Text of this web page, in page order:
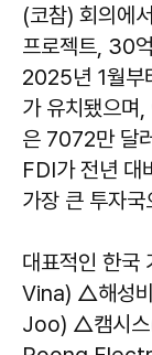
(코참) 회의에
프로젝트, 30
2025년 1월부
가 유치됐으며
은 7072만 달
FDI가 전년 대
가장 큰 투자
대표적인 한
Vina) △해성
Joo) △캠시